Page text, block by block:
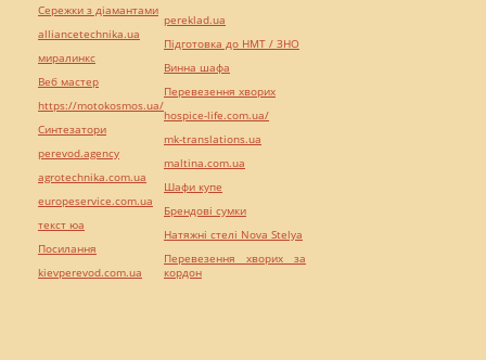
Сережки з діамантами
alliancetechnika.ua
миралинкс
Веб мастер
https://motokosmos.ua/
Синтезатори
perevod.agency
agrotechnika.com.ua
europeservice.com.ua
текст юа
Посилання
kievperevod.com.ua
pereklad.ua
Підготовка до НМТ / ЗНО
Винна шафа
Перевезення хворих
hospice-life.com.ua/
mk-translations.ua
maltina.com.ua
Шафи купе
Брендові сумки
Натяжні стелі Nova Stelya
Перевезення хворих за
кордон